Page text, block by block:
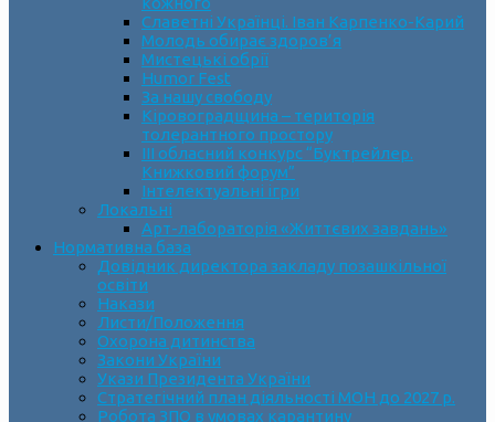
Славетні Українці. Іван Карпенко-Карий
Молодь обирає здоров’я
Мистецькі обрії
Humor Fest
За нашу свободу
Кіровоградщина – територія
толерантного простору
ІII обласний конкурс “Буктрейлер.
Книжковий форум”
Інтелектуальні ігри
Локальні
Арт-лабораторія «Життєвих завдань»
Нормативна база
Довідник директора закладу позашкільної
освіти
Накази
Листи/Положення
Охорона дитинства
Закони України
Укази Президента України
Стратегічний план діяльності МОН до 2027 р.
Робота ЗПО в умовах карантину